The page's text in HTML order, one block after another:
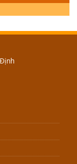
- GIẢ | TTTD
BIỆT - P12 -
P10 – NGỒI